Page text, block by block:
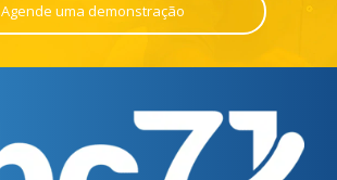
Agende uma demonstração